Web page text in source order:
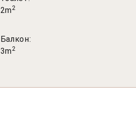
2m2
Балкон:
3m2